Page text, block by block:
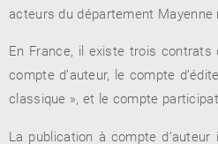
À PARAÎTRE
AVIS
A LA UNE
acteurs du département
En France, il existe trois
compte d’auteur, le compte
classique », et le compte
La publication à compte